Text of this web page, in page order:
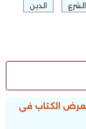
الدين
الكتاب فى